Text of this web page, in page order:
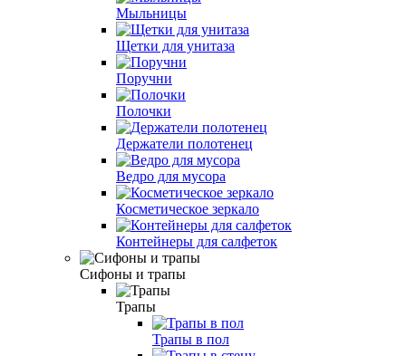
Мыльницы
Щетки для унитаза
Поручни
Полочки
Держатели полотенец
Ведро для мусора
Косметическое зеркало
Контейнеры для салфеток
Сифоны и трапы
Трапы
Трапы в пол